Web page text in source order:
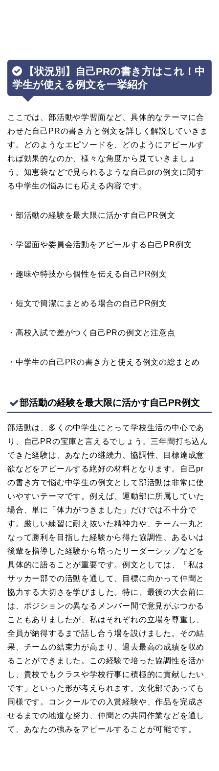
【状況別】自己PRの書き方はこれ！中
学生が使える例文を一挙紹介
ここでは、部活動や学習面など、具体的なテーマに合
わせた自己PRの書き方と例文を詳しく解説していきま
す。どのようなエピソードを、どのようにアピールす
れば効果的なのか、様々な角度から見ていきましょ
う。知恵袋などで見られるような自己prの例文に関す
る中学生の悩みにも応える内容です。
・部活動の経験を最大限に活かす自己PR例文
・学習面や委員会活動をアピールする自己PR例文
・趣味や特技から個性を伝える自己PR例文
・短文で簡潔にまとめる場合の自己PR例文
・高校入試で差がつく自己PRの例文と注意点
・中学生の自己PRの書き方と使える例文の総まとめ
部活動の経験を最大限に活かす自己PR例文
部活動は、多くの中学生にとって学校生活の中心であ
り、自己PRの宝庫と言えるでしょう。三年間打ち込ん
できた経験は、あなたの継続力、協調性、目標達成意
欲などをアピールする絶好の材料となります。自己pr
の書き方で悩む中学生の例文として部活動は非常に使
いやすいテーマです。例えば、運動部に所属していた
場合、単に「体力がつきました」だけでは不十分で
す。厳しい練習に耐え抜いた精神力や、チーム一丸と
なって勝利を目指した経験から得た協調性、あるいは
後輩を指導した経験から培ったリーダーシップなどを
具体的に語ることが重要です。例文としては、「私は
サッカー部での活動を通して、目標に向かって仲間と
協力する大切さを学びました。特に、最後の大会前に
は、ポジションの異なるメンバー間で意見がぶつかる
こともありましたが、私はそれぞれの立場を尊重し、
全員が納得するまで話し合う場を設けました。その結
果、チームの結束力が高まり、過去最高の成績を収め
ることができました。この経験で培った協調性を活か
し、貴校でもクラスや学校行事に積極的に貢献したい
です」といった形が考えられます。文化部であっても
同様です。コンクールでの入賞経験や、作品を完成さ
せるまでの地道な努力、仲間との共同作業などを通し
て、あなたの強みをアピールすることが可能です。